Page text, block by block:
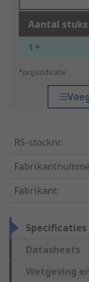
Aantal stuks
1 +
*prijsindicatie
RS-stocknr.:
Fabrikant:
Specificaties
Datasheets
Wetgeving